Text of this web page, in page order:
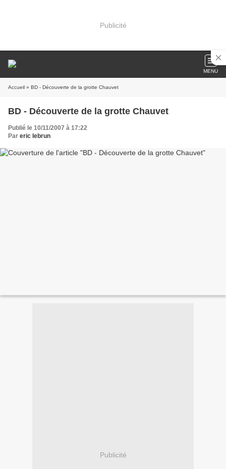
Publicité
MENU
Accueil » BD - Découverte de la grotte Chauvet
BD - Découverte de la grotte Chauvet
Publié le 10/11/2007 à 17:22
Par eric lebrun
Publicité